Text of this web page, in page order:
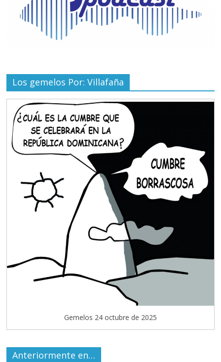
Los gemelos Por: Villafaña
Gemelos 24 octubre de 2025
Anteriormente en…